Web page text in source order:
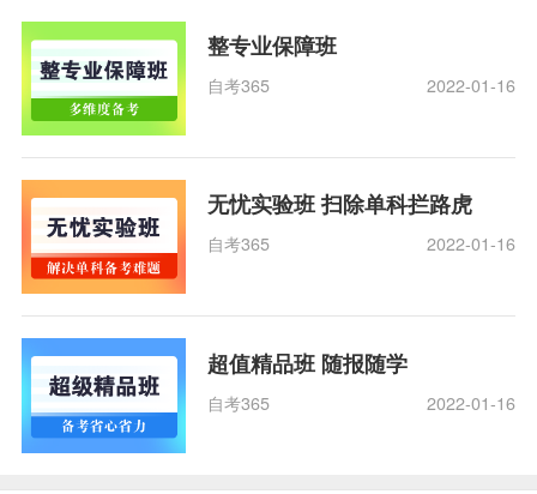
整专业保障班
自考365 2022-01-16
无忧实验班 扫除单科拦路虎
自考365 2022-01-16
超值精品班 随报随学
自考365 2022-01-16